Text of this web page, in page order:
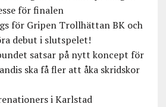
för finalen
för Gripen Trollhättan BK och
debut i slutspelet!
satsar på nytt koncept för
ska få fler att åka skridskor
i Karlstad